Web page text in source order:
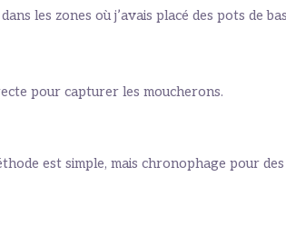
les zones où j’avais placé des pots de
pour capturer les moucherons.
est simple, mais chronophage pour